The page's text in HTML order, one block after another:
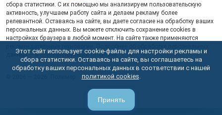
сбора статистики. С их помощью мы анализируем пользовательскую
активность, улучшаем работу сайта и делаем рекламу более
релевантной. Оставаясь на сайте, вы даете согласие на обработку ваших
персональных данных. Вы можете отключить сохранение cookies в
настройках браузера в любой момент. На сайте также применяются
данных — в соответствующейПолитике.
Этот сайт использует cookie-файлы для настройки рекламы и
сбора статистики. Оставаясь на сайте, вы соглашаетесь на
обработку ваших персональных данных в соответствии с нашей
политикой cookies.
Принять